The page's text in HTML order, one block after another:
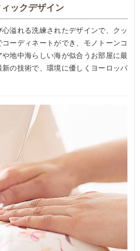
ックデザイン
溢れる洗練されたデザインで、クッ
ーディネートができ、モノトーンコ
地中海らしい海が似合うお部屋に最
の技術で、環境に優しくヨーロッパ